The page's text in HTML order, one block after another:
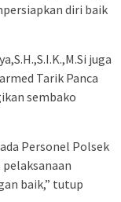
diri baik
juga
Tarik Panca
sembako
Personel Polsek
pelaksanaan
baik,” tutup